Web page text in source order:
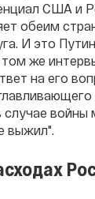
США и
обеим
И это
же
на его
случае
выжил".